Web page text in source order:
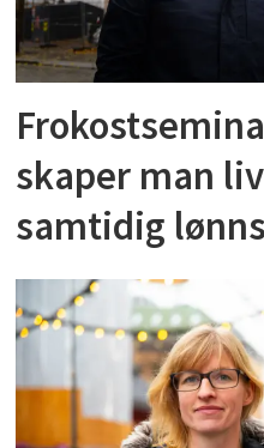
skaper man
samtidig